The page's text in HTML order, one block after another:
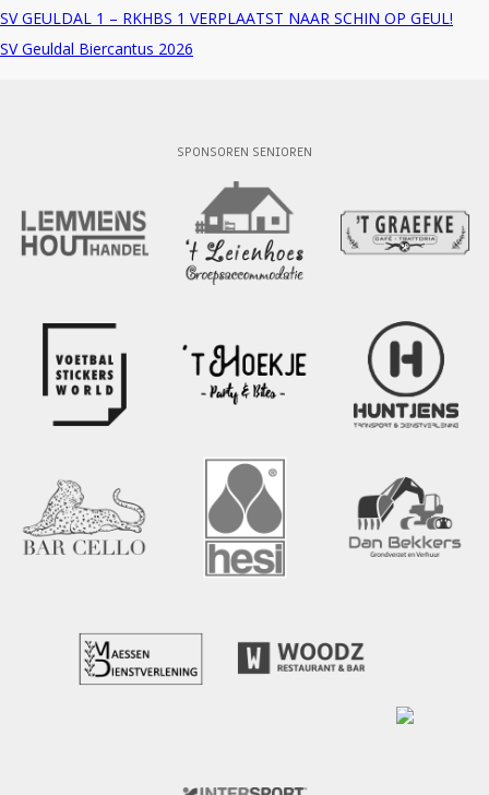
SV GEULDAL 1 – RKHBS 1 VERPLAATST NAAR SCHIN OP GEUL!
SV Geuldal Biercantus 2026
SPONSOREN SENIOREN